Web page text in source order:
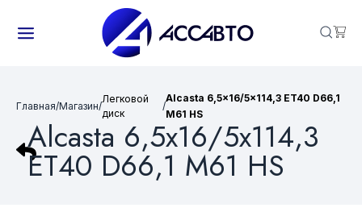
Главная/Магазин/
Легковой
диск
/
Alcasta 6,5x16/5x114,3 ET40 D66,1
M61 HS
Alcasta 6,5x16/5x114,3
ET40 D66,1 M61 HS